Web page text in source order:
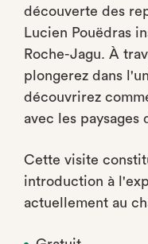
découverte des
Lucien Pouëdras
Roche-Jagu. À
plongerez dans
découvrirez
avec les paysages
Cette visite
introduction à
actuellement au